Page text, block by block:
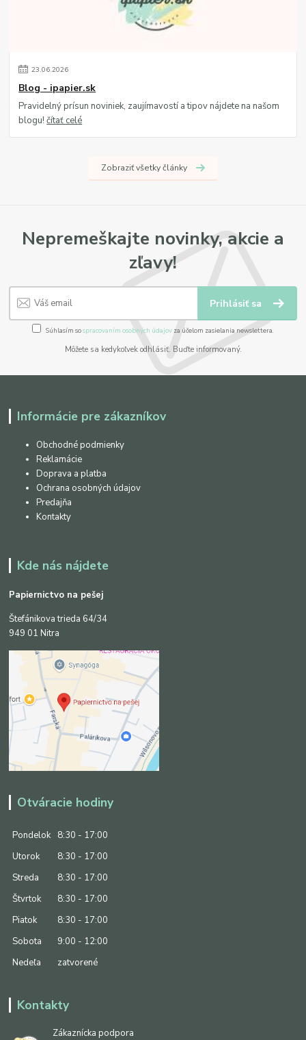
23.06.2026
Blog - ipapier.sk
Pravidelný prísun noviniek, zaujímavostí a tipov nájdete na našom
blogu!čítať celé
Zobraziť všetky články
Nepremeškajte novinky, akcie a
zľavy!
Prihlásiť sa
Súhlasím sospracovaním osobných údajov za účelom zasielania newslettera.
Môžete sa kedykoľvek odhlásiť. Buďte informovaný.
Informácie pre zákazníkov
Obchodné podmienky
Reklamácie
Doprava a platba
Ochrana osobných údajov
Predajňa
Kontakty
Kde nás nájdete
Papiernictvo na pešej
Štefánikova trieda 64/34
949 01 Nitra
Otváracie hodiny
Pondelok
8:30 - 17:00
Utorok
8:30 - 17:00
Streda
8:30 - 17:00
Štvrtok
8:30 - 17:00
Piatok
8:30 - 17:00
Sobota
9:00 - 12:00
Nedeľa
zatvorené
Kontakty
Zákaznícka podpora